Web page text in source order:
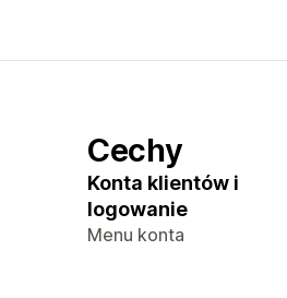
Cechy
Konta klientów i
logowanie
Menu konta